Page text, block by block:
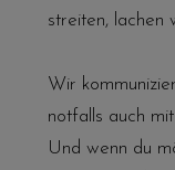
streiten, lachen
Wir
notfalls auch
Und wenn du